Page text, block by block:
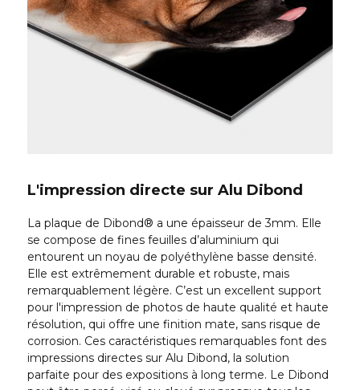
L'impression directe sur Alu Dibond
La plaque de Dibond® a une épaisseur de 3mm. Elle
se compose de fines feuilles d’aluminium qui
entourent un noyau de polyéthylène basse densité.
Elle est extrêmement durable et robuste, mais
remarquablement légère. C’est un excellent support
pour l'impression de photos de haute qualité et haute
résolution, qui offre une finition mate, sans risque de
corrosion. Ces caractéristiques remarquables font des
impressions directes sur Alu Dibond, la solution
parfaite pour des expositions à long terme. Le Dibond